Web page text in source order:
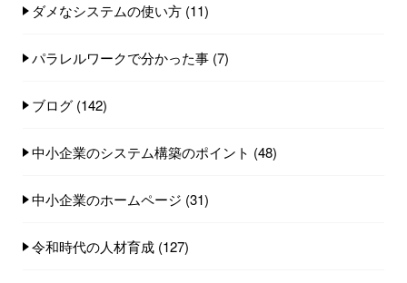
ダメなシステムの使い方 (11)
パラレルワークで分かった事 (7)
ブログ (142)
中小企業のシステム構築のポイント (48)
中小企業のホームページ (31)
令和時代の人材育成 (127)